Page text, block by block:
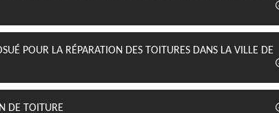
POUR LA RÉPARATION DES TOITURES DANS LA VILLE DE
DE TOITURE